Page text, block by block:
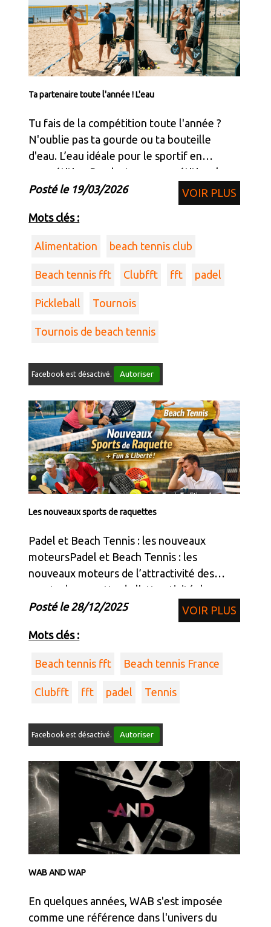
Ta partenaire toute l'année ! L'eau
Tu fais de la compétition toute l'année ?
N'oublie pas ta gourde ou ta bouteille
d'eau. L’eau idéale pour le sportif en
compétition Pendant une compétition, les
besoins hydriques sont spécifiques : il faut
non seulement compenser les pertes en
eau, mais
Posté le 19/03/2026 VOIR PLUS
Mots clés :
Alimentation beach tennis club
Beach tennis fft Clubfft fft padel
Pickleball Tournois
Tournois de beach tennis
Facebook est désactivé. Autoriser
Les nouveaux sports de raquettes
Padel et Beach Tennis : les nouveaux
moteursPadel et Beach Tennis : les
nouveaux moteurs de l’attractivité des
sports de raquette de l’attractivité des
sports de raquette
Posté le 28/12/2025 VOIR PLUS
Mots clés :
Beach tennis fft Beach tennis France
Clubfft fft padel Tennis
Facebook est désactivé. Autoriser
WAB AND WAP
En quelques années, WAB s'est imposée
comme une référence dans l'univers du